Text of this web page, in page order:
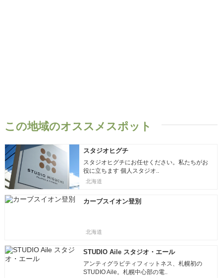
この地域のオススメスポット
スタジオヒグチ
スタジオヒグチにお任せください。私たちがお
役に立ちます 個人スタジオ..
北海道
カーブスイオン登別
北海道
STUDIO Aile スタジオ・エール
アンティグラビティフィットネス、札幌初の
STUDIO Aile。札幌中心部の電..